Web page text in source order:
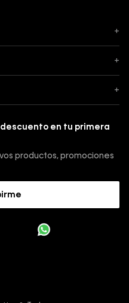
+
+
+
descuento en tu primera
productos, promociones